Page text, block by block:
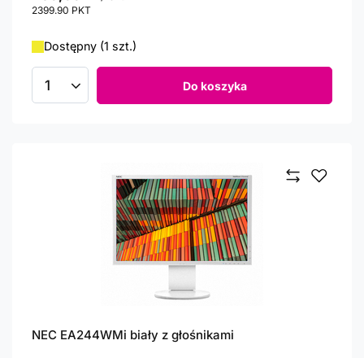
2399.90 PKT
Dostępny (1 szt.)
Ilość produktów Do koszyka
NEC EA244WMi biały z głośnikami